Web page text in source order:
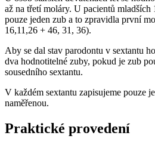
až na třetí moláry. U pacientů mladších
pouze jeden zub a to zpravidla první
16,11,26 + 46, 31, 36).
Aby se dal stav parodontu v sextantu
dva hodnotitelné zuby, pokud je zub
sousedního sextantu.
V každém sextantu zapisujeme pouze
naměřenou.
Praktické provedení